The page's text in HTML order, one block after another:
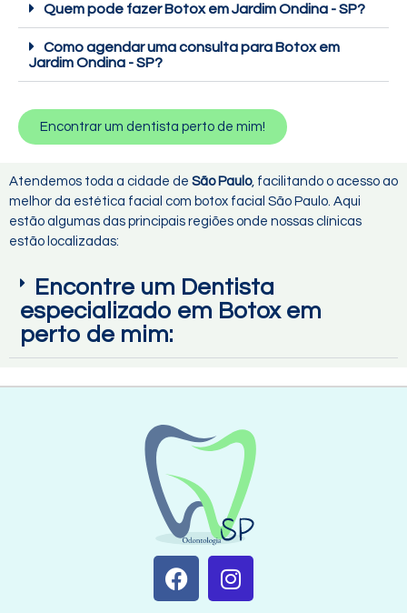
Quem pode fazer Botox em Jardim Ondina - SP?
Como agendar uma consulta para Botox em
Jardim Ondina - SP?
Encontrar um dentista perto de mim!
Atendemos toda a cidade de São Paulo, facilitando o acesso ao
melhor da estética facial com botox facial São Paulo. Aqui
estão algumas das principais regiões onde nossas clínicas
estão localizadas:
Encontre um Dentista
especializado em Botox em
perto de mim: